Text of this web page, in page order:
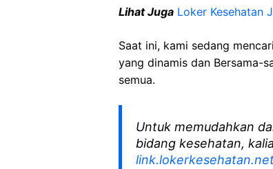
Lihat Juga Loker Kesehatan
Saat ini, kami sedang
yang dinamis dan Bersama-
semua.
Untuk memudahkan
bidang kesehatan,